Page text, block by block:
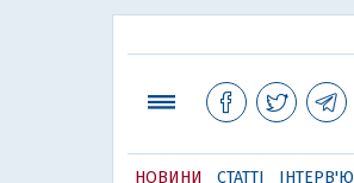
НОВИНИ СТАТТІ ІНТЕРВ'Ю